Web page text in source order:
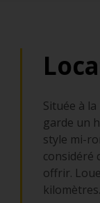
Située à
garde un
style mi-
considéré
offrir.